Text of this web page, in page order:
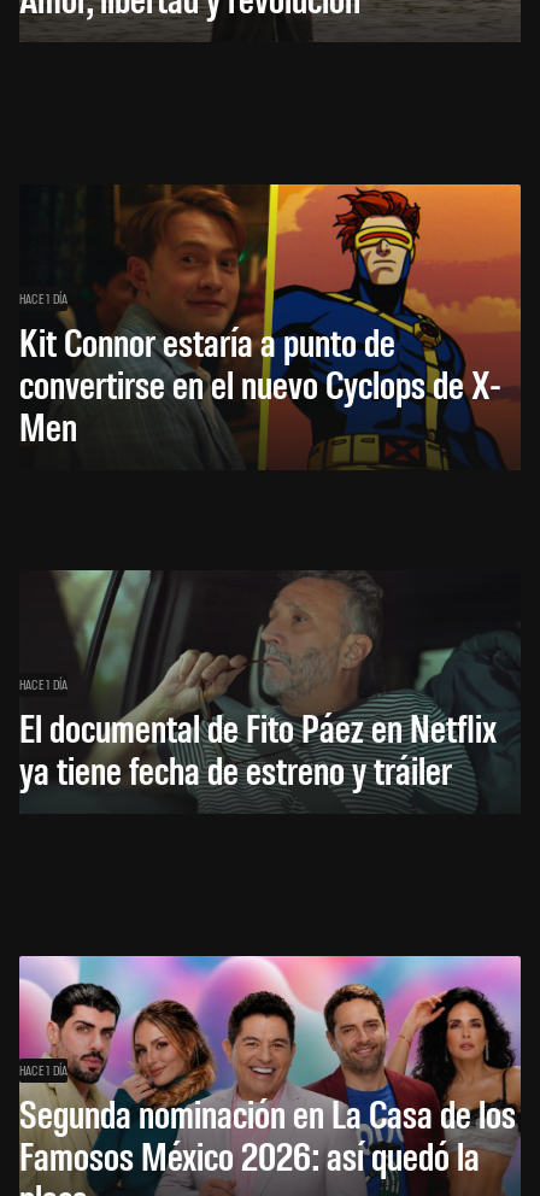
HACE 1 DÍA
Kit Connor estaría a punto de
convertirse en el nuevo Cyclops de X-
Men
HACE 1 DÍA
El documental de Fito Páez en Netflix
ya tiene fecha de estreno y tráiler
HACE 1 DÍA
Segunda nominación en La Casa de los
Famosos México 2026: así quedó la